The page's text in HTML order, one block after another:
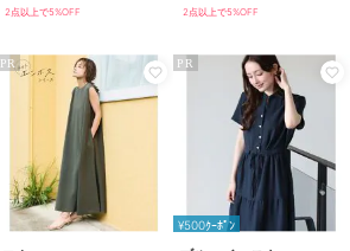
2点以上で5%OFF 2点以上で5%OFF
PR PR
¥500ｸｰﾎﾟﾝ